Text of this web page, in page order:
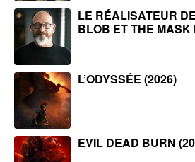
LE RÉALISATEUR
BLOB ET THE MASK
L’ODYSSÉE (2026)
EVIL DEAD BURN